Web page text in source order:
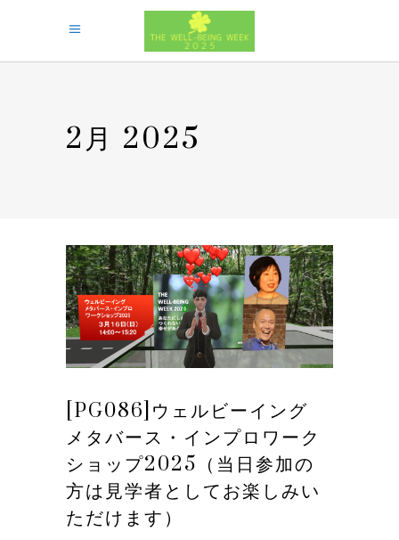
2月 2025
[PG086]ウェルビーイング
メタバース・インプロワーク
ショップ2025（当日参加の
方は見学者としてお楽しみい
ただけます）